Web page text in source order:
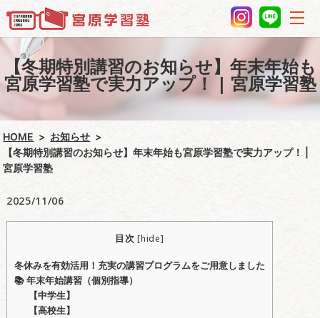
【冬期特別講習のお知らせ】年末年始も
宮原学習塾で実力アップ！ | 宮原学習塾
HOME
お知らせ
【冬期特別講習のお知らせ】年末年始も宮原学習塾で実力アップ！ |
宮原学習塾
2025/11/06
目次 [hide]
冬休みを有効活用！充実の講習プログラムをご用意しました
📚 年末年始講習（個別指導）
【中学生】
【高校生】